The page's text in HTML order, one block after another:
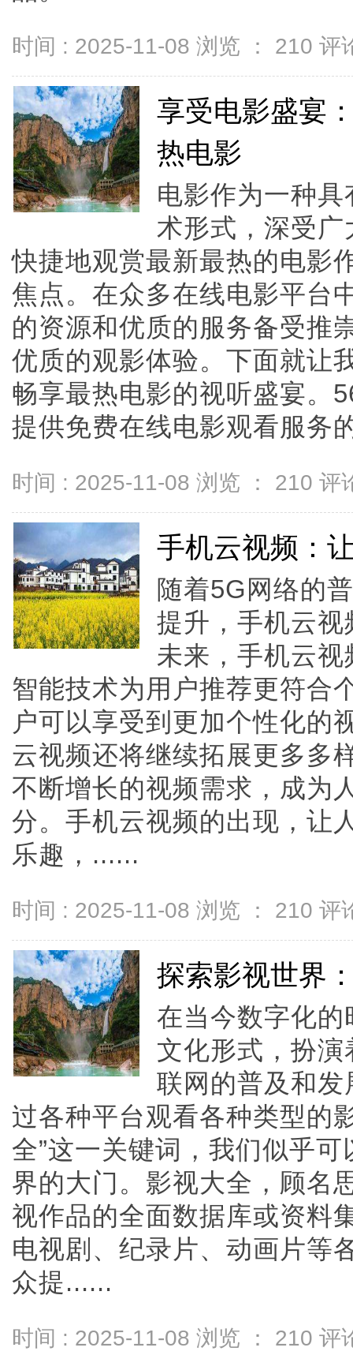
时间 : 2025-11-08 浏览 ： 210 评
享受电影盛宴
热电影
电影作为一种
术形式，深受
快捷地观赏最新最热的电影
焦点。在众多在线电影平台
的资源和优质的服务备受推
优质的观影体验。下面就让
畅享最热电影的视听盛宴。
提供免费在线电影观看服务
时间 : 2025-11-08 浏览 ： 210 评
手机云视频：
随着5G网络的
提升，手机云
未来，手机云
智能技术为用户推荐更符合
户可以享受到更加个性化的
云视频还将继续拓展更多多
不断增长的视频需求，成为
分。手机云视频的出现，让
乐趣，......
时间 : 2025-11-08 浏览 ： 210 评
探索影视世界
在当今数字化
文化形式，扮
联网的普及和
过各种平台观看各种类型的
全”这一关键词，我们似乎
界的大门。影视大全，顾名
视作品的全面数据库或资料
电视剧、纪录片、动画片等
众提......
时间 : 2025-11-08 浏览 ： 210 评